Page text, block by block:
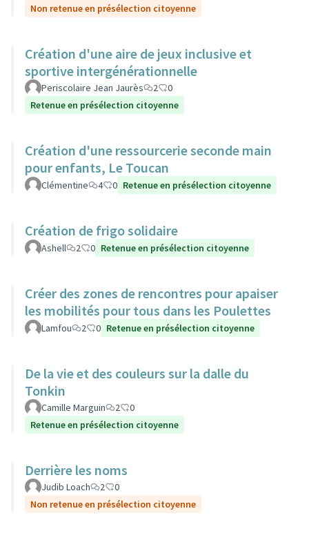
Non retenue en présélection citoyenne
Création d'une aire de jeux inclusive et
sportive intergénérationnelle
Periscolaire Jean Jaurès 2
0
Retenue en présélection citoyenne
Création d'une ressourcerie seconde main
pour enfants, Le Toucan
Clémentine 4 0 Retenue en présélection citoyenne
Création de frigo solidaire
Ashell 2 0 Retenue en présélection citoyenne
Créer des zones de rencontres pour apaiser
les mobilités pour tous dans les Poulettes
Lamfou 2 0 Retenue en présélection citoyenne
De la vie et des couleurs sur la dalle du
Tonkin
Camille Marguin 2
0
Retenue en présélection citoyenne
Derrière les noms
Judib Loach 2
0
Non retenue en présélection citoyenne